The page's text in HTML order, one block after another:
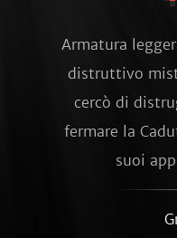
Armatura
distruttivo
cercò di
fermare la
suoi